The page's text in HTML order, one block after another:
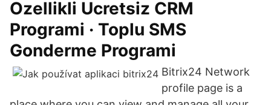
Ozellikli Ucretsiz CRM
Programi · Toplu SMS
Gonderme Programi
Bitrix24 Network
profile page is a